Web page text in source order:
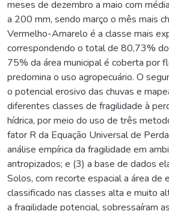
meses de dezembro a maio com
a 200 mm, sendo março o mês mais
Vermelho-Amarelo é a classe mais
correspondendo o total de 80,73%
75% da área municipal é coberta por
predomina o uso agropecuário. O
o potencial erosivo das chuvas e
diferentes classes de fragilidade à
hídrica, por meio do uso de três
fator R da Equação Universal de
análise empírica da fragilidade em
antropizados; e (3) a base de dados
Solos, com recorte espacial a área de
classificado nas classes alta e muito
a fragilidade potencial, sobressaíram